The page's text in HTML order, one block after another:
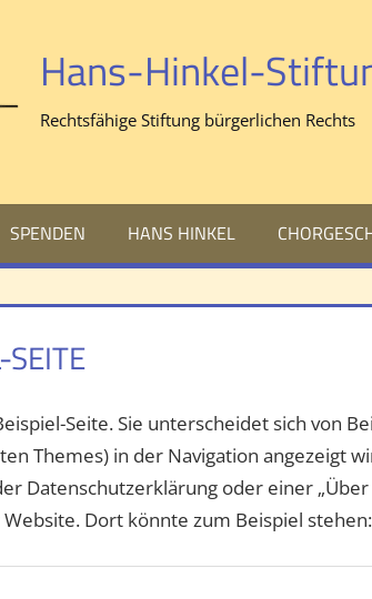
Hans-Hinkel-
Rechtsfähige Stiftung bürgerlichen Rechts
SPENDEN HANS HINKEL
Seite. Sie unterscheidet sich von
Themes) in der Navigation angezeigt
Datenschutzerklärung oder einer
Dort könnte zum Beispiel stehen: